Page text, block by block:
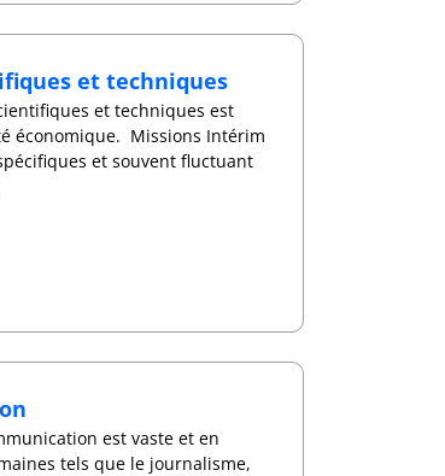
et techniques
et techniques est
économique. Missions Intérim
et souvent fluctuant
est vaste et en
tels que le journalisme,